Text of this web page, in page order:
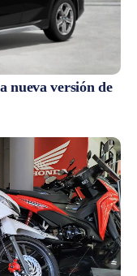
nueva versión de